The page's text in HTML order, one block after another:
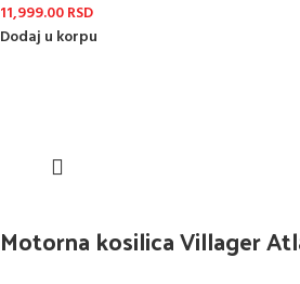
11,999.00RSD
Dodaj u korpu
Motorna kosilica Villager